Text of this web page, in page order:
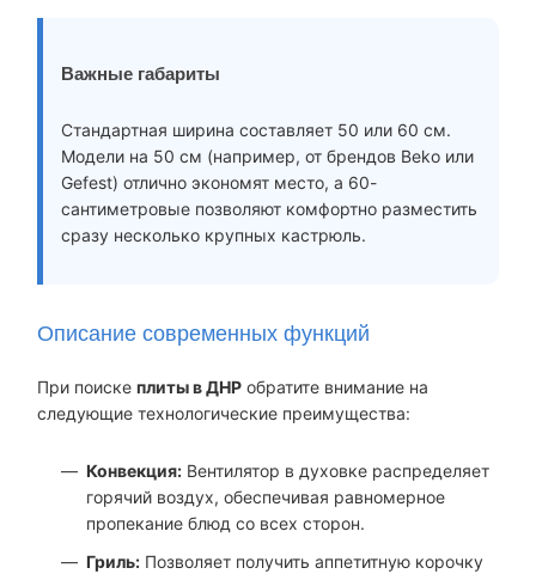
Важные габариты
Стандартная ширина составляет 50 или 60 см.
Модели на 50 см (например, от брендов Beko или
Gefest) отлично экономят место, а 60-
сантиметровые позволяют комфортно разместить
сразу несколько крупных кастрюль.
Описание современных функций
При поиске плиты в ДНР обратите внимание на
следующие технологические преимущества:
Конвекция: Вентилятор в духовке распределяет
горячий воздух, обеспечивая равномерное
пропекание блюд со всех сторон.
Гриль: Позволяет получить аппетитную корочку